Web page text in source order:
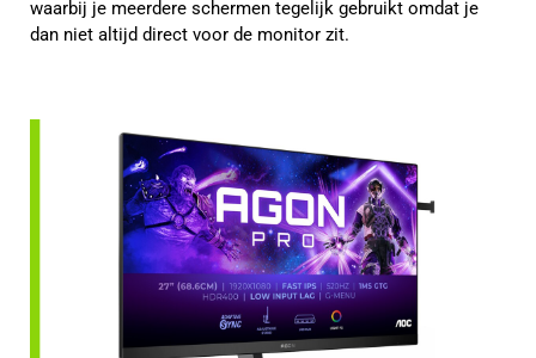
waarbij je meerdere schermen tegelijk gebruikt omdat je
dan niet altijd direct voor de monitor zit.